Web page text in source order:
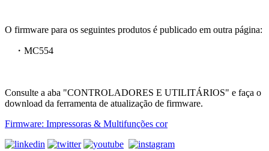
O firmware para os seguintes produtos é publicado em outra página:
・MC554
Consulte a aba "CONTROLADORES E UTILITÁRIOS" e faça o
download da ferramenta de atualização de firmware.
Firmware: Impressoras & Multifunções cor